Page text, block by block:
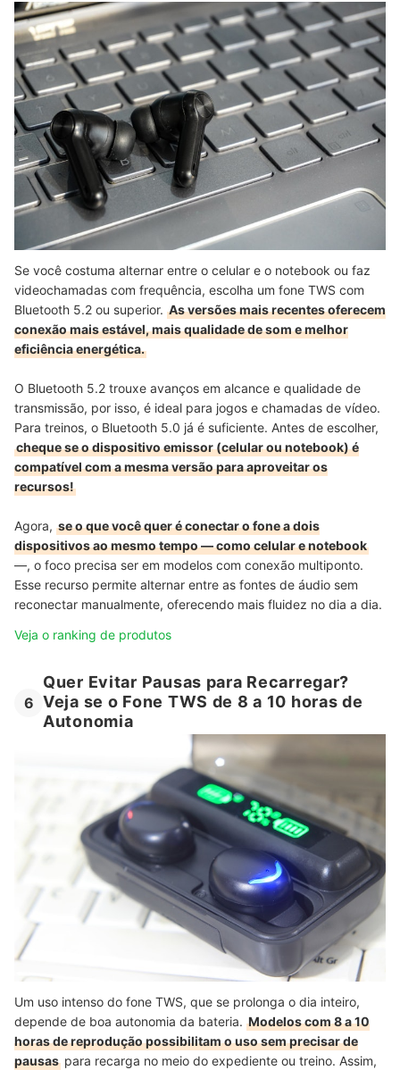
Se você costuma alternar entre o celular e o notebook ou faz
videochamadas com frequência, escolha um fone TWS com
Bluetooth 5.2 ou superior. As versões mais recentes oferecem
conexão mais estável, mais qualidade de som e melhor
eficiência energética.
O Bluetooth 5.2 trouxe avanços em alcance e qualidade de
transmissão, por isso, é ideal para jogos e chamadas de vídeo.
Para treinos, o Bluetooth 5.0 já é suficiente. Antes de escolher,
cheque se o dispositivo emissor (celular ou notebook) é
compatível com a mesma versão para aproveitar os
recursos!
Agora, se o que você quer é conectar o fone a dois
dispositivos ao mesmo tempo — como celular e notebook
—, o foco precisa ser em modelos com conexão multiponto.
Esse recurso permite alternar entre as fontes de áudio sem
reconectar manualmente, oferecendo mais fluidez no dia a dia.
Veja o ranking de produtos
6
Quer Evitar Pausas para Recarregar?
Veja se o Fone TWS de 8 a 10 horas de
Autonomia
Um uso intenso do fone TWS, que se prolonga o dia inteiro,
depende de boa autonomia da bateria. Modelos com 8 a 10
horas de reprodução possibilitam o uso sem precisar de
pausas para recarga no meio do expediente ou treino. Assim,